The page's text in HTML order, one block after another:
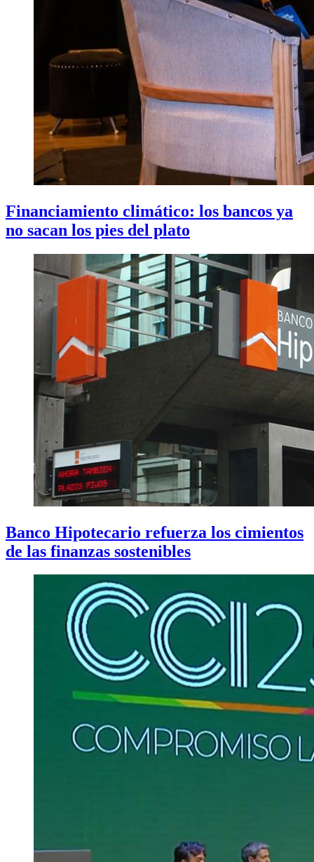
Financiamiento climático: los bancos ya
no sacan los pies del plato
Banco Hipotecario refuerza los cimientos
de las finanzas sostenibles